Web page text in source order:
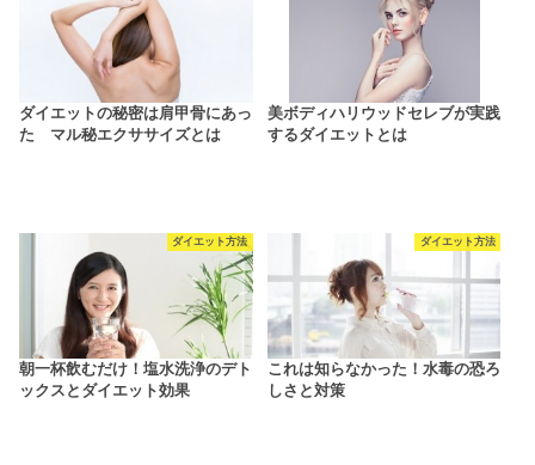
ダイエットの秘密は肩甲骨にあっ
た マル秘エクササイズとは
美ボディハリウッドセレブが実践
するダイエットとは
ダイエット方法
朝一杯飲むだけ！塩水洗浄のデト
ックスとダイエット効果
ダイエット方法
これは知らなかった！水毒の恐ろ
しさと対策